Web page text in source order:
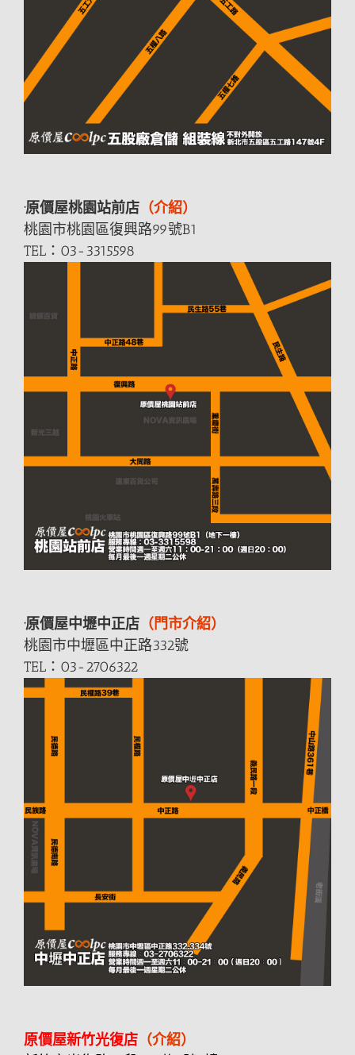
·原價屋桃園站前店 （介紹）
桃園市桃園區復興路99號B1
TEL：03-3315598
·原價屋中壢中正店 （門市介紹）
桃園市中壢區中正路332號
TEL：03-2706322
原價屋新竹光復店 （介紹）